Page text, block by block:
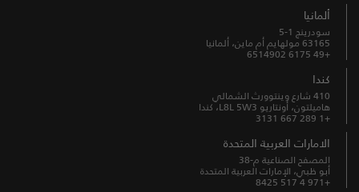
ألمانيا
سودرينج 1-5
63165 مولهايم أم ماين، ألمانيا
+49 6175 6514902
كندا
410 شارع وينتوورث الشمالي
هاميلتون، أونتاريو L8L 5W3، كندا
+1 289 667 3131
الامارات العربية المتحدة
المصفح الصناعية م-38
أبو ظبي، الإمارات العربية المتحدة
+971 4 517 8425